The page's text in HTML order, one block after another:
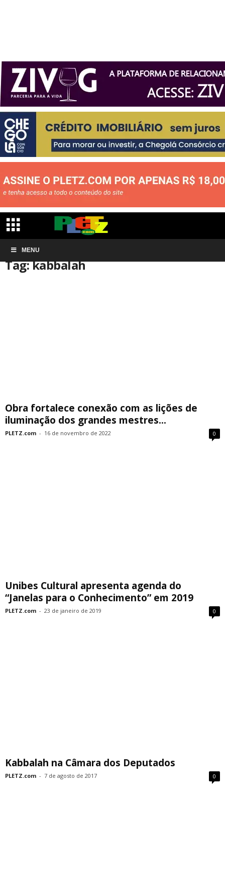
MENU
Início Tags
Tag: kabbalah
Obra fortalece conexão com as lições de
iluminação dos grandes mestres...
PLETZ.com - 16 de novembro de 2022 0
Unibes Cultural apresenta agenda do
“Janelas para o Conhecimento” em 2019
PLETZ.com - 23 de janeiro de 2019 0
Kabbalah na Câmara dos Deputados
PLETZ.com - 7 de agosto de 2017 0